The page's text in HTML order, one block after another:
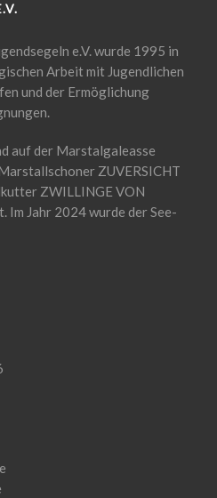
e.V. wurde 1995 in
Arbeit mit Jugendlichen
und der Ermöglichung
auf der Marstalgaleasse
ZUVERSICHT
ZWILLINGE VON
Jahr 2024 wurde der See-